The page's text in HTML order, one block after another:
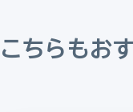
こちらもお